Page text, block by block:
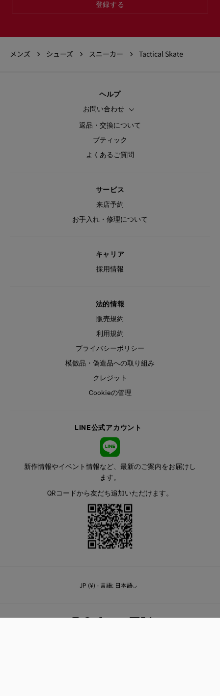
登録する
メンズ シューズ スニーカー Tactical Skate
ヘルプ
お問い合わせ
返品・交換について
ブティック
よくあるご質問
サービス
来店予約
お手入れ・修理について
キャリア
採用情報
法的情報
販売規約
利用規約
プライバシーポリシー
模倣品・偽造品への取り組み
クレジット
Cookieの管理
LINE公式アカウント
新作情報やイベント情報など、最新のご案内をお届けし
ます。
QRコードから友だち追加いただけます。
JP (¥) - 言語: 日本語